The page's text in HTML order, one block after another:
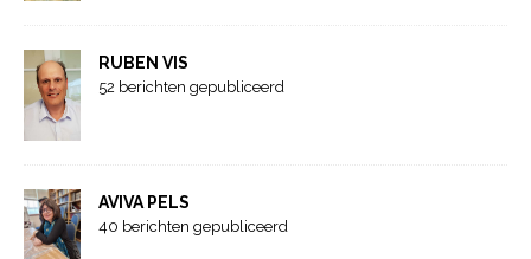
RUBEN VIS
52 berichten gepubliceerd
AVIVA PELS
40 berichten gepubliceerd